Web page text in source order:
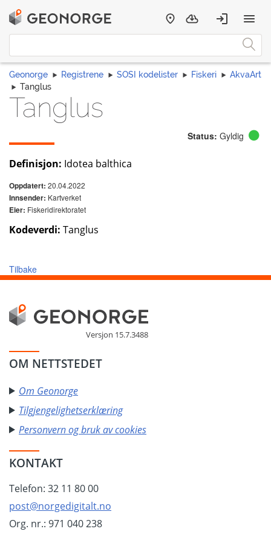
Geonorge Registrene SOSI kodelister Fiskeri
AkvaArt
Tanglus
Tanglus
Status: Gyldig
Definisjon: Idotea balthica
Oppdatert: 20.04.2022
Innsender: Kartverket
Eier: Fiskeridirektoratet
Kodeverdi: Tanglus
Tilbake